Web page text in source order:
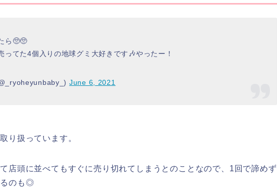
ら🥺🥺
ってた4個入りの地球グミ大好きです🎶やったー！
June 6, 2021
り扱っています。
店頭に並べてもすぐに売り切れてしまうとのことなので、1回で諦めず
るのも◎